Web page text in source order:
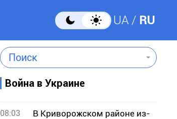
UA RU
Поиск
Война в Украине
08:03
В Криворожском районе из-